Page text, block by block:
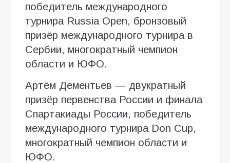
победитель международного
турнира Russia Open, бронзовый
призёр международного турнира в
Сербии, многократный чемпион
области и ЮФО.
Артём Дементьев — двукратный
призёр первенства России и финала
Спартакиады России, победитель
международного турнира Don Cup,
многократный чемпион области и
ЮФО.